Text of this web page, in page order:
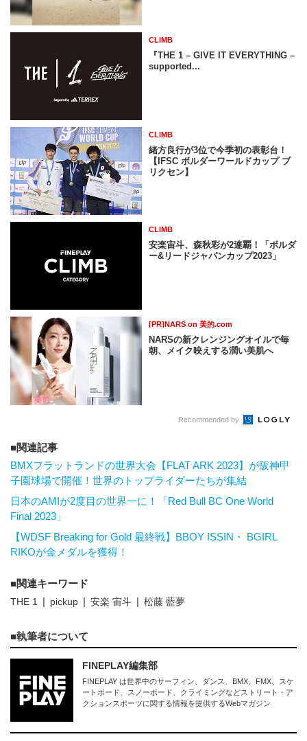
CLIMB
『THE 1 – GIVE IT EVERYTHING –
supported...
CLIMB
緒方良行が3位で今季初の表彰台！
【IFSC ボルダーワールドカップ ブ
リクセン】
CLIMB
安楽宙斗、森秋彩が2連覇！「ボルダ
ー&リードジャパンカップ2023」
[PR]NARS on 美的.com
NARSの新クレンジングオイルで毎
朝、メイク映えする潤い美肌へ
Recommended by
関連記事
BMXフラットランドの世界大会【FLAT ARK 2023】が阪神甲
子園球場で開催！世界のトップライダーたちが集結
日本のAMIが2度目の世界一に！「Red Bull BC One World
Final 2023」
【WDSF Breaking for Gold 最終戦】BBOY ISSIN・ BGIRL
RIKOが金メダルを獲得！
関連キーワード
THE 1 pickup 安楽 宙斗 松藤 藍夢
執筆者について
FINEPLAY編集部
FINEPLAY は世界中のサーフィン、ダンス、BMX、FMX、スケ
ートボード、スノーボード、クライミングなどストリート・ア
クションスポーツに関する情報を提供するWebマガジン